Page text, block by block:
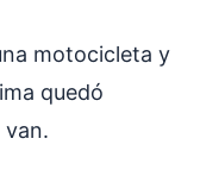
motocicleta y
quedó
van.